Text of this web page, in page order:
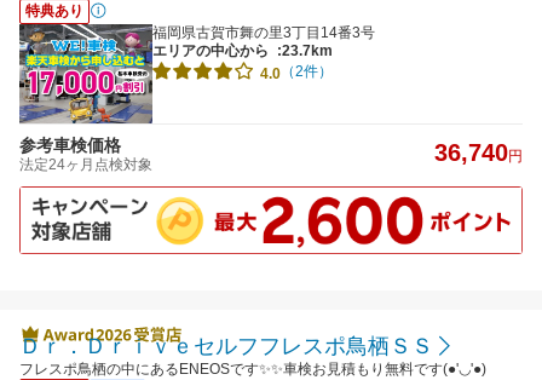
特典あり
福岡県古賀市舞の里3丁目14番3号
エリアの中心から
:23.7km
4.0 （2件）
参考車検価格
法定24ヶ月点検対象 36,740円
Ｄｒ．Ｄｒｉｖｅセルフフレスポ鳥栖ＳＳ
フレスポ鳥栖の中にあるENEOSです✨✨車検お見積もり無料です(●'◡'●)